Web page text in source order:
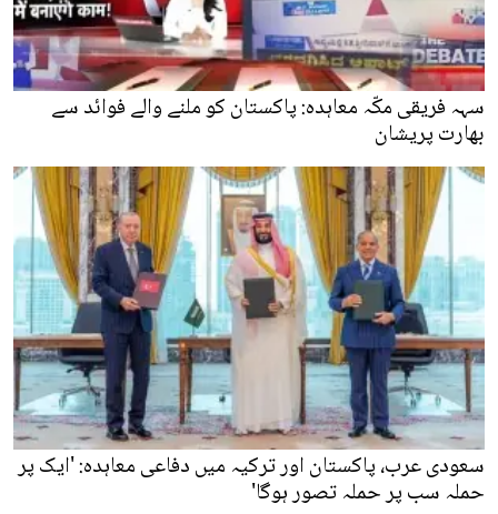
سہہ فریقی مکّہ معاہدہ: پاکستان کو ملنے والے فوائد سے
بھارت پریشان
سعودی عرب، پاکستان اور ترکیہ میں دفاعی معاہدہ: 'ایک پر
حملہ سب پر حملہ تصور ہوگا'